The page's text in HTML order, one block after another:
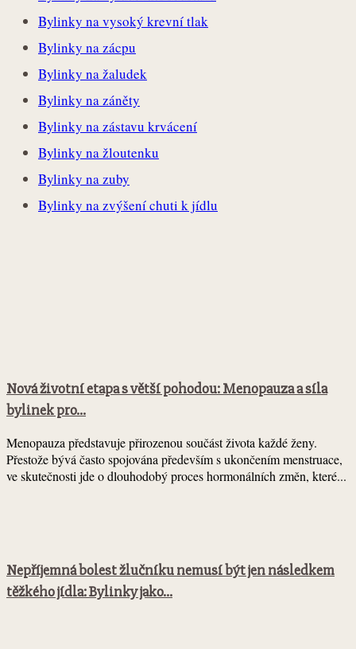
Bylinky na vysoký krevní tlak
Bylinky na zácpu
Bylinky na žaludek
Bylinky na záněty
Bylinky na zástavu krvácení
Bylinky na žloutenku
Bylinky na zuby
Bylinky na zvýšení chuti k jídlu
Nová životní etapa s větší pohodou: Menopauza a síla
bylinek pro...
Menopauza představuje přirozenou součást života každé ženy.
Přestože bývá často spojována především s ukončením menstruace,
ve skutečnosti jde o dlouhodobý proces hormonálních změn, které...
Nepříjemná bolest žlučníku nemusí být jen následkem
těžkého jídla: Bylinky jako...